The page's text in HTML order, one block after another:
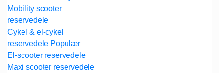
Mobility scooter
reservedele
Cykel & el-cykel
reservedele
El-scooter reservedele
Maxi scooter reservedele